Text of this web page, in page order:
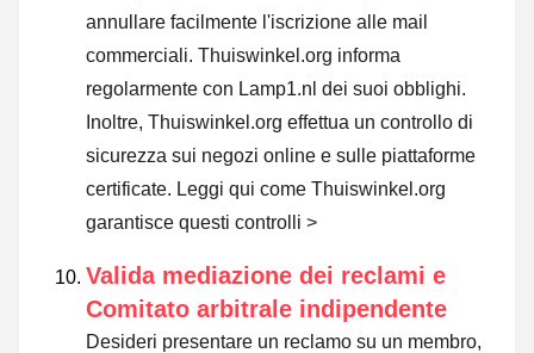
annullare facilmente l'iscrizione alle mail
commerciali. Thuiswinkel.org informa
regolarmente con Lamp1.nl dei suoi obblighi.
Inoltre, Thuiswinkel.org effettua un controllo di
sicurezza sui negozi online e sulle piattaforme
certificate. Leggi qui come Thuiswinkel.org
garantisce questi controlli >
Valida mediazione dei reclami e
Comitato arbitrale indipendente
Desideri presentare un reclamo su un membro,